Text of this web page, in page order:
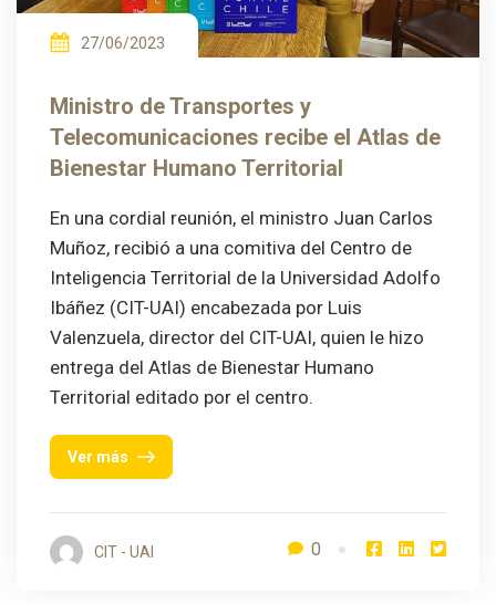
27/06/2023
Ministro de Transportes y
Telecomunicaciones recibe el Atlas de
Bienestar Humano Territorial
En una cordial reunión, el ministro Juan Carlos
Muñoz, recibió a una comitiva del Centro de
Inteligencia Territorial de la Universidad Adolfo
Ibáñez (CIT-UAI) encabezada por Luis
Valenzuela, director del CIT-UAI, quien le hizo
entrega del Atlas de Bienestar Humano
Territorial editado por el centro.
Ver más
CIT - UAI 0